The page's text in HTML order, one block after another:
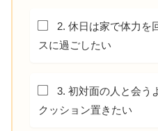
2. 休日は家で体力を
スに過ごしたい
3. 初対面の人と会う
クッション置きたい